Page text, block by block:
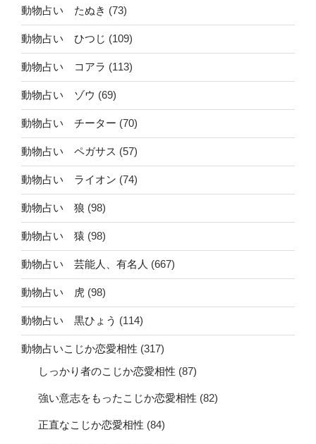
動物占い たぬき (73)
動物占い ひつじ (109)
動物占い コアラ (113)
動物占い ゾウ (69)
動物占い チーター (70)
動物占い ペガサス (57)
動物占い ライオン (74)
動物占い 狼 (98)
動物占い 猿 (98)
動物占い 芸能人、有名人 (667)
動物占い 虎 (98)
動物占い 黒ひょう (114)
動物占いこじか恋愛相性 (317)
しっかり者のこじか恋愛相性 (87)
強い意志をもったこじか恋愛相性 (82)
正直なこじか恋愛相性 (84)